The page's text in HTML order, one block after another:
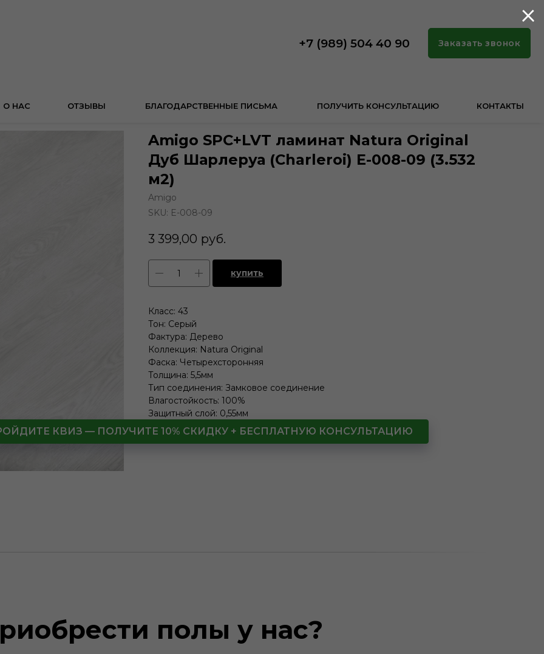
+7 (989) 504 40 90 Заказать звонок
О НАС КОНТАКТЫ
БЛАГОДАРСТВЕННЫЕ ПИСЬМА
ОТЗЫВЫ ПОЛУЧИТЬ КОНСУЛЬТАЦИЮ
Amigo SPC+LVT ламинат Natura Original
Дуб Шарлеруа (Charleroi) E-008-09 (3.532
м2)
Amigo
SKU: E-008-09
3 399,00 руб.
купить
Класс: 43
Тон: Серый
Фактура: Дерево
Коллекция: Natura Original
Фаска: Четырехсторонняя
Толщина: 5,5мм
Тип соединения: Замковое соединение
Влагостойкость: 100%
Защитный слой: 0,55мм
В упаковке: (3.532 м2)
Вид укладки: Палубный
КВИЗ — ПОЛУЧИТЕ 10% СКИДКУ + БЕСПЛАТНУЮ КОНСУЛЬТАЦИЮ
полы у нас?